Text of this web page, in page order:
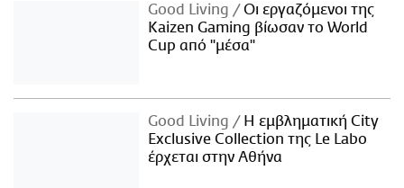
Good Living
Οι εργαζόμενοι της
Kaizen Gaming βίωσαν το World
Cup από "μέσα"
Good Living
Η εμβληματική City
Exclusive Collection της Le Labo
έρχεται στην Αθήνα